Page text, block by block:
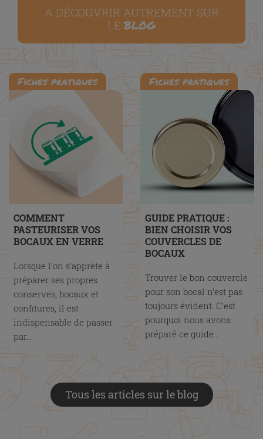
A DÉCOUVRIR AUTREMENT SUR
LEBLOG
COMMENT
PASTEURISER VOS
BOCAUX EN VERRE
Fiches pratiques
Lorsque l’on s’apprête à
préparer ses propres
conserves, bocaux et
confitures, il est
indispensable de passer
par...
GUIDE PRATIQUE :
BIEN CHOISIR VOS
COUVERCLES DE
BOCAUX
Fiches pratiques
Trouver le bon couvercle
pour son bocal n’est pas
toujours évident. C’est
pourquoi nous avons
préparé ce guide...
Tous les articles sur le blog